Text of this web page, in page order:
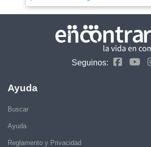
Seguinos:
Ayuda
Buscar
Ayuda
Reglamento y Privacidad